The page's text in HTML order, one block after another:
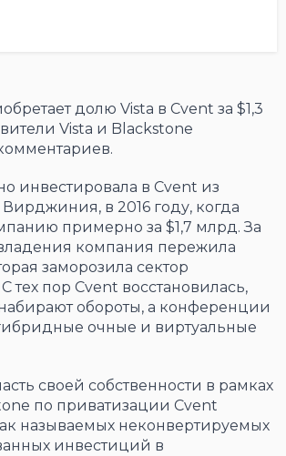
долю Vista в Cvent за $1,3
Vista и Blackstone
инвестировала в Cvent из
Вирджиния, в 2016 году, когда
примерно за $1,7 млрд. За
компания пережила
заморозила сектор
тех пор Cvent восстановилась,
обороты, а конференции
очные и виртуальные
своей собственности в рамках
по приватизации Cvent
называемых неконвертируемых
инвестиций в